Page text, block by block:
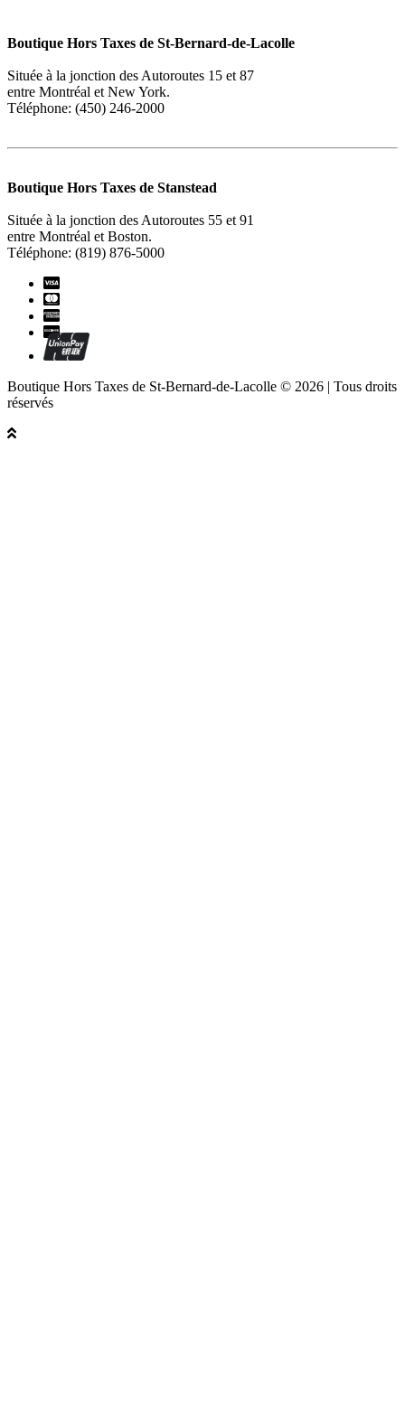
Boutique Hors Taxes de St-Bernard-de-Lacolle
Située à la jonction des Autoroutes 15 et 87
entre Montréal et New York.
Téléphone: (450) 246-2000
Boutique Hors Taxes de Stanstead
Située à la jonction des Autoroutes 55 et 91
entre Montréal et Boston.
Téléphone: (819) 876-5000
Boutique Hors Taxes de St-Bernard-de-Lacolle © 2026 | Tous droits
réservés